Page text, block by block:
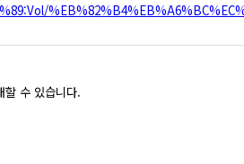
할 수 있습니다.